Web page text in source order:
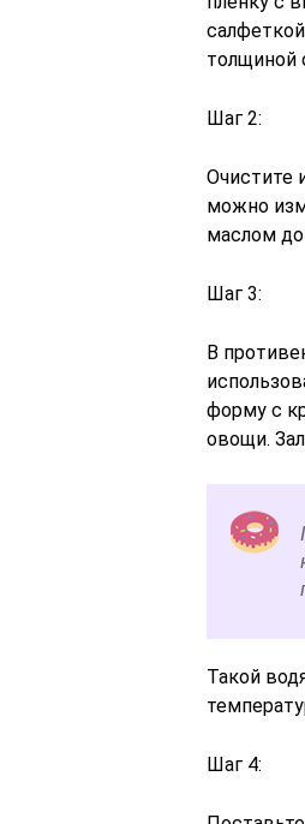
толщиной
Шаг 2:
Очистите
можно
маслом до
Шаг 3:
В
форму с
овощи.
Такой
Шаг 4: